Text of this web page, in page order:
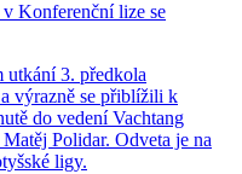
Konferenční lize se
utkání 3. předkola
výrazně se přiblížili k
do vedení Vachtang
Polidar. Odveta je na
ligy.